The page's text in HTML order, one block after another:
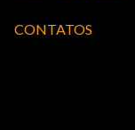
CONTATOS